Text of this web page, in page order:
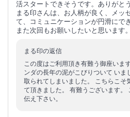
活スタートできそうです。ありがと
まる印さんは、お人柄が良く、メッ
て、コミュニケーションが円滑にで
また次回もお願いしたいと思います。
まる印の返信
この度はご利用頂き有難う御座いま
ンダの長年の泥がこびりついて いま
取られてしまいました。 こちらこそ
て頂きました。 有難うございます。
伝え下さい。